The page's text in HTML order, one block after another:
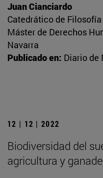
Juan Cianciardo
Catedrático de
Máster de Derechos
Navarra
Publicado en: Diario de
12 | 12 | 2022
Biodiversidad del
agricultura y